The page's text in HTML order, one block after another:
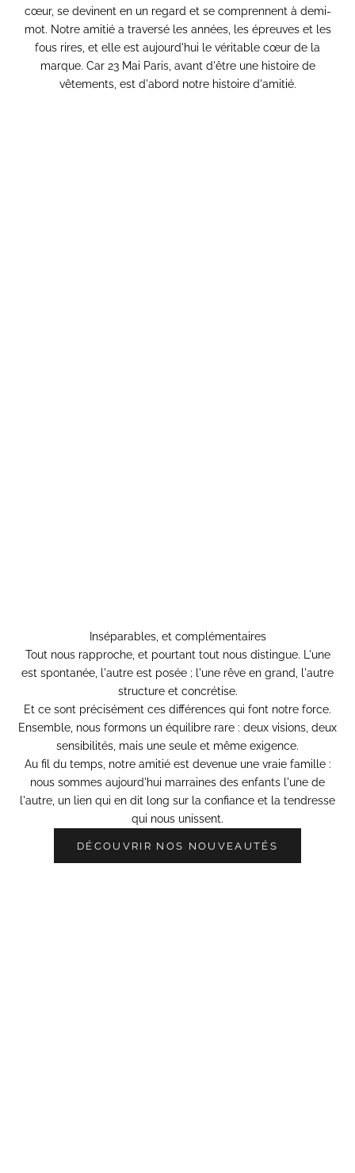
cœur, se devinent en un regard et se comprennent à demi-
mot. Notre amitié a traversé les années, les épreuves et les
fous rires, et elle est aujourd'hui le véritable cœur de la
marque. Car 23 Mai Paris, avant d'être une histoire de
vêtements, est d'abord notre histoire d'amitié.
Inséparables, et complémentaires
Tout nous rapproche, et pourtant tout nous distingue. L'une
est spontanée, l'autre est posée ; l'une rêve en grand, l'autre
structure et concrétise.
Et ce sont précisément ces différences qui font notre force.
Ensemble, nous formons un équilibre rare : deux visions, deux
sensibilités, mais une seule et même exigence.
Au fil du temps, notre amitié est devenue une vraie famille :
nous sommes aujourd'hui marraines des enfants l'une de
l'autre , un lien qui en dit long sur la confiance et la tendresse
qui nous unissent.
DÉCOUVRIR NOS NOUVEAUTÉS